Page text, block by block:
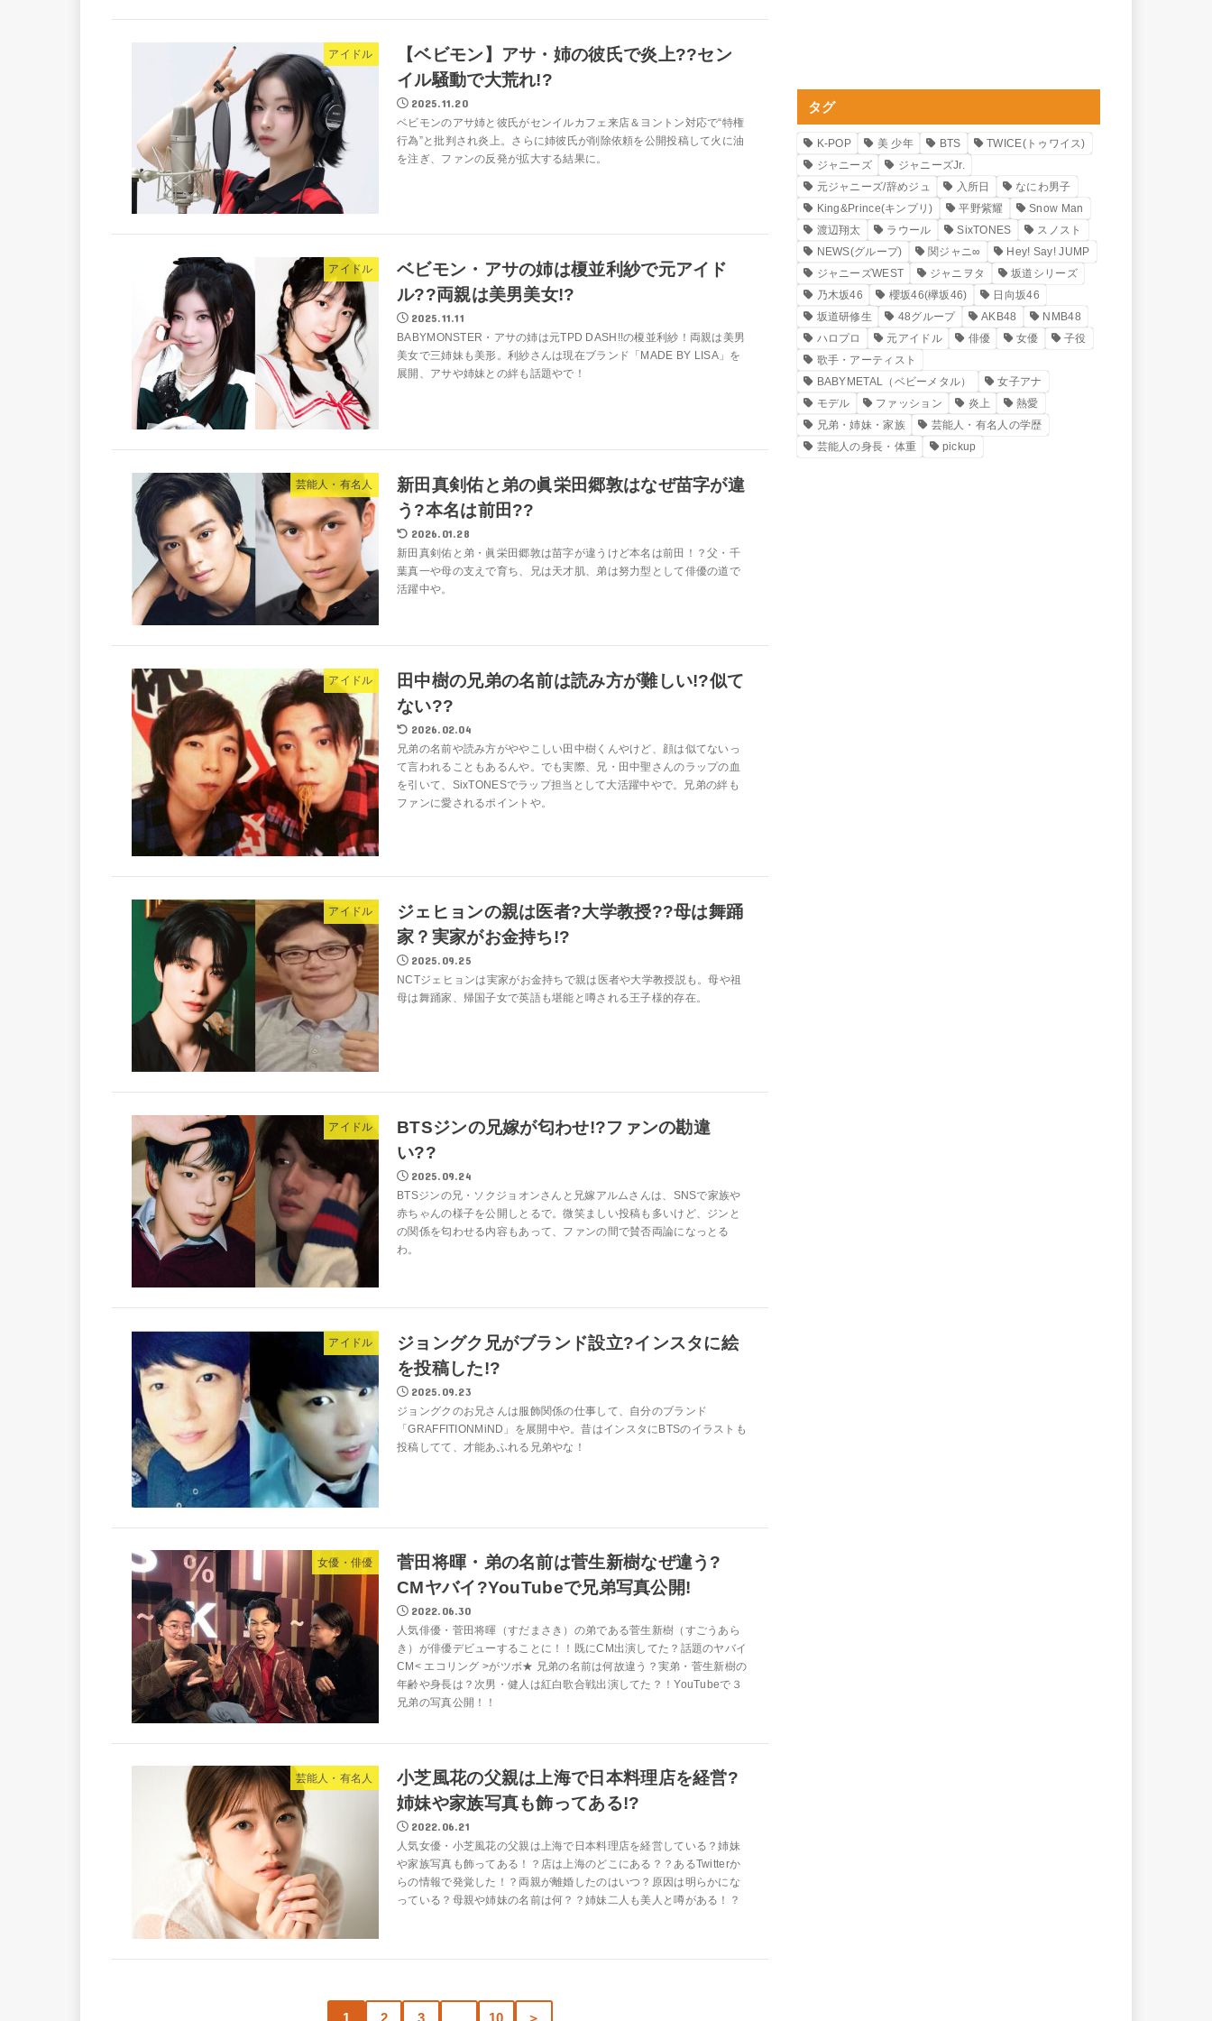
アイドル
【ベビモン】アサ・姉の彼氏で炎上??セン
イル騒動で大荒れ!?
2025.11.20
ベビモンのアサ姉と彼氏がセンイルカフェ来店＆ヨントン対応で“特権
行為”と批判され炎上。さらに姉彼氏が削除依頼を公開投稿して火に油
を注ぎ、ファンの反発が拡大する結果に。
アイドル
ベビモン・アサの姉は榎並利紗で元アイド
ル??両親は美男美女!?
2025.11.11
BABYMONSTER・アサの姉は元TPD DASH!!の榎並利紗！両親は美男
美女で三姉妹も美形。利紗さんは現在ブランド「MADE BY LISA」を
展開、アサや姉妹との絆も話題やで！
芸能人・有名人
新田真剣佑と弟の眞栄田郷敦はなぜ苗字が違
う?本名は前田??
2026.01.28
新田真剣佑と弟・眞栄田郷敦は苗字が違うけど本名は前田！？父・千
葉真一や母の支えで育ち、兄は天才肌、弟は努力型として俳優の道で
活躍中や。
アイドル
田中樹の兄弟の名前は読み方が難しい!?似て
ない??
2026.02.04
兄弟の名前や読み方がややこしい田中樹くんやけど、顔は似てないっ
て言われることもあるんや。でも実際、兄・田中聖さんのラップの血
を引いて、SixTONESでラップ担当として大活躍中やで。兄弟の絆も
ファンに愛されるポイントや。
アイドル
ジェヒョンの親は医者?大学教授??母は舞踊
家？実家がお金持ち!?
2025.09.25
NCTジェヒョンは実家がお金持ちで親は医者や大学教授説も。母や祖
母は舞踊家、帰国子女で英語も堪能と噂される王子様的存在。
アイドル
BTSジンの兄嫁が匂わせ!?ファンの勘違
い??
2025.09.24
BTSジンの兄・ソクジョオンさんと兄嫁アルムさんは、SNSで家族や
赤ちゃんの様子を公開しとるで。微笑ましい投稿も多いけど、ジンと
の関係を匂わせる内容もあって、ファンの間で賛否両論になっとる
わ。
アイドル
ジョングク兄がブランド設立?インスタに絵
を投稿した!?
2025.09.23
ジョングクのお兄さんは服飾関係の仕事して、自分のブランド
「GRAFFITIONMiND」を展開中や。昔はインスタにBTSのイラストも
投稿してて、才能あふれる兄弟やな！
女優・俳優
菅田将暉・弟の名前は菅生新樹なぜ違う?
CMヤバイ?YouTubeで兄弟写真公開!
2022.06.30
人気俳優・菅田将暉（すだまさき）の弟である菅生新樹（すごうあら
き）が俳優デビューすることに！！既にCM出演してた？話題のヤバイ
CM< エコリング >がツボ★ 兄弟の名前は何故違う？実弟・菅生新樹の
年齢や身長は？次男・健人は紅白歌合戦出演してた？！YouTubeで３
兄弟の写真公開！！
芸能人・有名人
小芝風花の父親は上海で日本料理店を経営?
姉妹や家族写真も飾ってある!?
2022.06.21
人気女優・小芝風花の父親は上海で日本料理店を経営している？姉妹
や家族写真も飾ってある！？店は上海のどこにある？？あるTwitterか
らの情報で発覚した！？両親が離婚したのはいつ？原因は明らかにな
っている？母親や姉妹の名前は何？？姉妹二人も美人と噂がある！？
1 2 3 10 ＞
タグ
K-POP 美 少年 BTS
TWICE(トゥワイス)
ジャニーズ
ジャニーズJr.
元ジャニーズ/辞めジュ
入所日
なにわ男子
King&Prince(キンプリ)
平野紫耀
Snow Man
渡辺翔太
ラウール SixTONES
スノスト
NEWS(グループ)
関ジャニ∞
Hey! Say! JUMP
ジャニーズWEST
ジャニヲタ
坂道シリーズ
乃木坂46
櫻坂46(欅坂46)
日向坂46
坂道研修生
48グループ AKB48
NMB48
ハロプロ
元アイドル 俳優 女優
子役
歌手・アーティスト
BABYMETAL（ベビーメタル）
女子アナ
モデル
ファッション 炎上
熱愛
兄弟・姉妹・家族
芸能人・有名人の学歴
芸能人の身長・体重
pickup